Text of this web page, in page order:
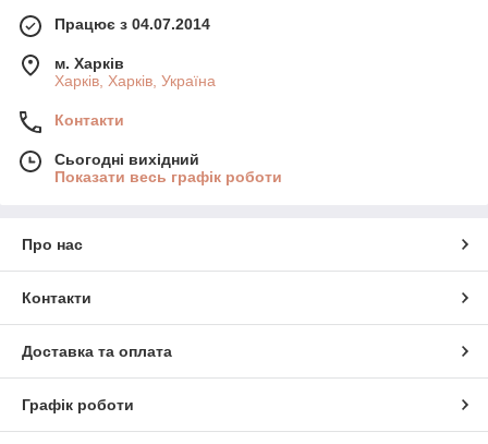
Працює з 04.07.2014
м. Харків
Харків, Харків, Україна
Контакти
Сьогодні вихідний
Показати весь графік роботи
Про нас
Контакти
Доставка та оплата
Графік роботи